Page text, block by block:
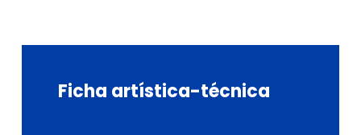
Ficha artística-técnica